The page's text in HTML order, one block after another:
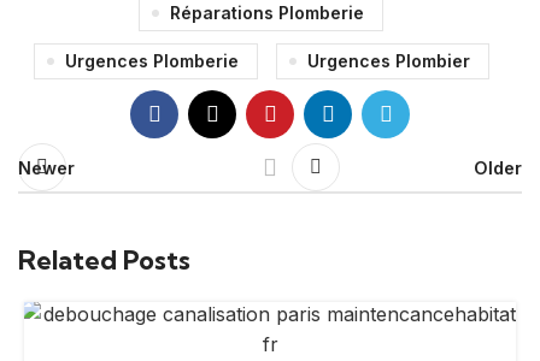
Réparations Plomberie
Urgences Plomberie Urgences Plombier
Newer Older
Related Posts